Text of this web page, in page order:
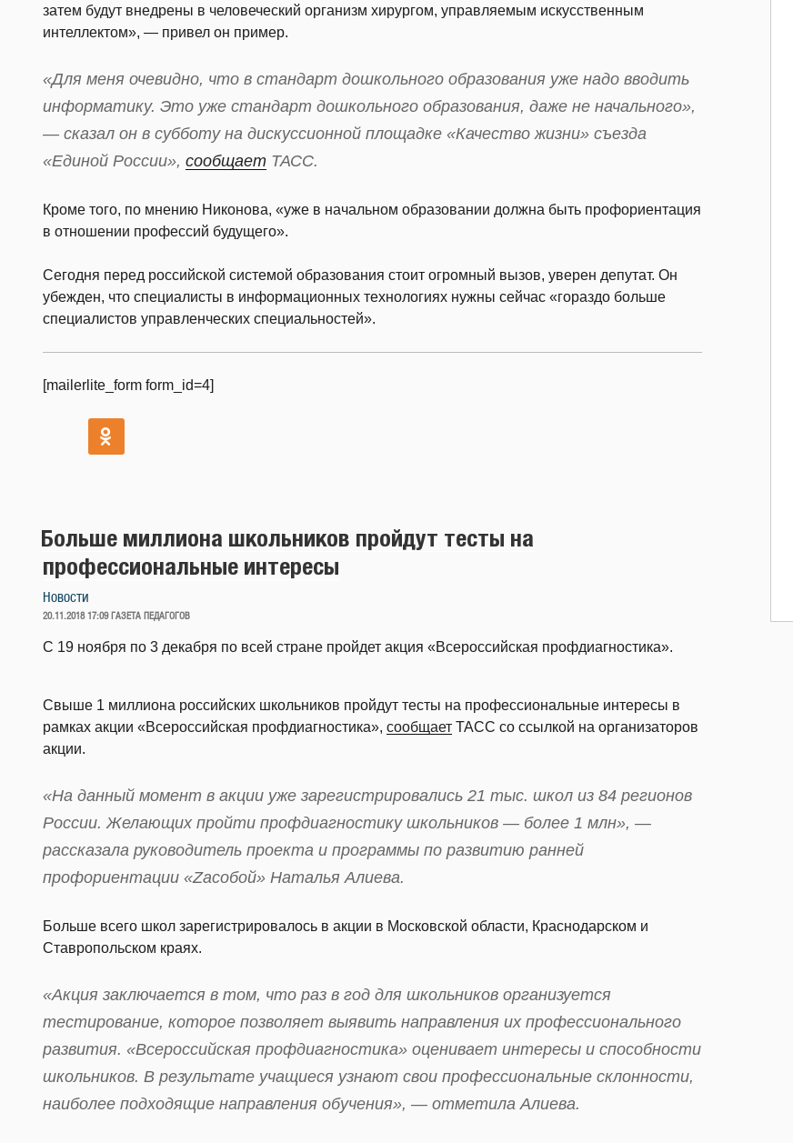
затем будут внедрены в человеческий организм хирургом, управляемым искусственным
интеллектом», — привел он пример.
«Для меня очевидно, что в стандарт дошкольного образования уже надо вводить
информатику. Это уже стандарт дошкольного образования, даже не начального»,
— сказал он в субботу на дискуссионной площадке «Качество жизни» съезда
«Единой России», сообщает ТАСС.
Кроме того, по мнению Никонова, «уже в начальном образовании должна быть профориентация
в отношении профессий будущего».
Сегодня перед российской системой образования стоит огромный вызов, уверен депутат. Он
убежден, что специалисты в информационных технологиях нужны сейчас «гораздо больше
специалистов управленческих специальностей».
[mailerlite_form form_id=4]
Больше миллиона школьников пройдут тесты на
профессиональные интересы
Новости
ОПУБЛИКОВАНО
20.11.2018 17:09 ГАЗЕТА ПЕДАГОГОВ
С 19 ноября по 3 декабря по всей стране пройдет акция «Всероссийская профдиагностика».
Свыше 1 миллиона российских школьников пройдут тесты на профессиональные интересы в
рамках акции «Всероссийская профдиагностика», сообщает ТАСС со ссылкой на организаторов
акции.
«На данный момент в акции уже зарегистрировались 21 тыс. школ из 84 регионов
России. Желающих пройти профдиагностику школьников — более 1 млн», —
рассказала руководитель проекта и программы по развитию ранней
профориентации «Zасобой» Наталья Алиева.
Больше всего школ зарегистрировалось в акции в Московской области, Краснодарском и
Ставропольском краях.
«Акция заключается в том, что раз в год для школьников организуется
тестирование, которое позволяет выявить направления их профессионального
развития. «Всероссийская профдиагностика» оценивает интересы и способности
школьников. В результате учащиеся узнают свои профессиональные склонности,
наиболее подходящие направления обучения», — отметила Алиева.